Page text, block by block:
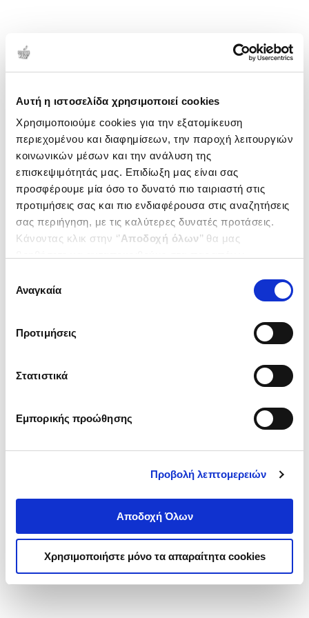
Αυτή η ιστοσελίδα χρησιμοποιεί cookies
Χρησιμοποιούμε cookies για την εξατομίκευση
περιεχομένου και διαφημίσεων, την παροχή λειτουργιών
κοινωνικών μέσων και την ανάλυση της
επισκεψιμότητάς μας. Επιδίωξη μας είναι σας
προσφέρουμε μία όσο το δυνατό πιο ταιριαστή στις
προτιμήσεις σας και πιο ενδιαφέρουσα στις αναζητήσεις
σας περιήγηση, με τις καλύτερες δυνατές προτάσεις.
Κάνοντας κλικ στην ‘’Αποδοχή όλων’’ θα μας
ενδιαφέρουν και να επιλέξετε από τα παρακάτω με την
΄΄και να ενημερωθείτε σχετικά με
συγκατάθεσης
Αναγκαία
Προτιμήσεις
Στατιστικά
Εμπορικής προώθησης
Προβολή λεπτομερειών
Αποδοχή Όλων
Χρησιμοποιήστε μόνο τα απαραίτητα cookies